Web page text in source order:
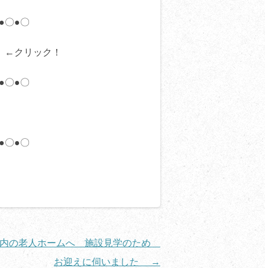
〇●〇
リック！
〇●〇
〇●〇
の老人ホームへ 施設見学のため
お迎えに伺いました
→